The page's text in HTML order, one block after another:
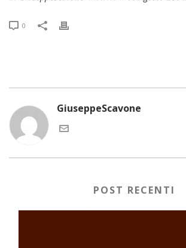
0
GiuseppeScavone
POST RECENTI